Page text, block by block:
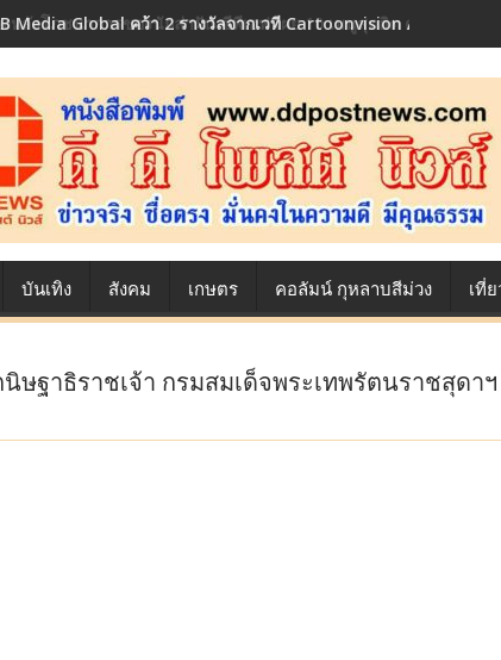
งหลังโภชนาการของนักล่าฝัน ซีพีเอฟ เผย 10 เมนูสุดฮิต ตลอดเส้นทา
บันเทิง สังคม เกษตร คอลัมน์ กุหลาบสีม่วง เที่
ษฐาธิราชเจ้า กรมสมเด็จพระเทพรัตนราชสุดาฯ